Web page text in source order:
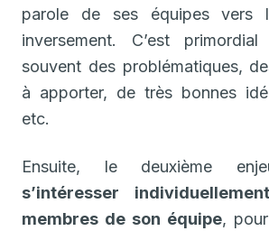
parole de ses équipes vers
inversement. C’est
souvent des problématiques,
à apporter, de très bonnes
etc.
Ensuite, le deuxième
s’intéresser
membres de son équipe,